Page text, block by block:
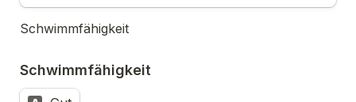
Schwimmfähigkeit
Schwimmfähigkeit